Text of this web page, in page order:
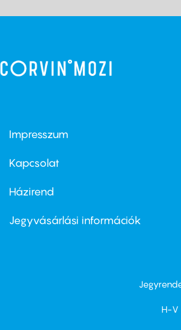
Footer
first
Impresszum
Kapcsolat
Footer
second
Házirend
Jegyvásárlási információk
H-V